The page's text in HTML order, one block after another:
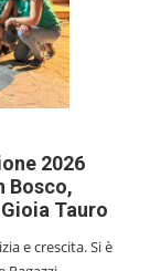
2026
Bosco,
Tauro
e crescita. Si è